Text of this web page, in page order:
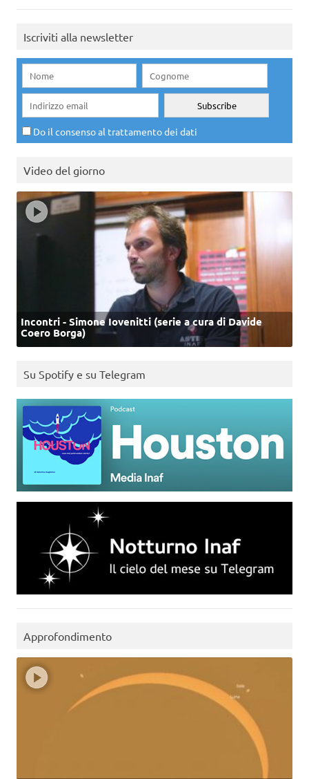
Iscriviti alla newsletter
Do il consenso al trattamento dei dati
Video del giorno
Incontri - Simone Iovenitti (serie a cura di Davide
Coero Borga)
Su Spotify e su Telegram
Approfondimento